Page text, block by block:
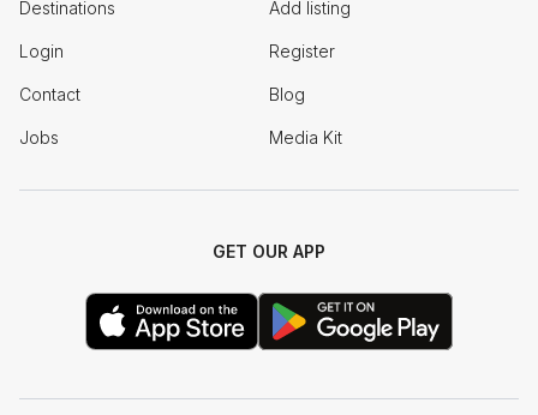
Destinations Add listing
Login Register
Contact Blog
Jobs Media Kit
GET OUR APP